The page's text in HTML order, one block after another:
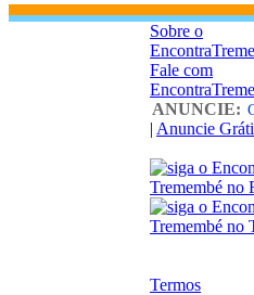
Sobre o
Fale com
ANUNCIE:
| Anuncie
Termos